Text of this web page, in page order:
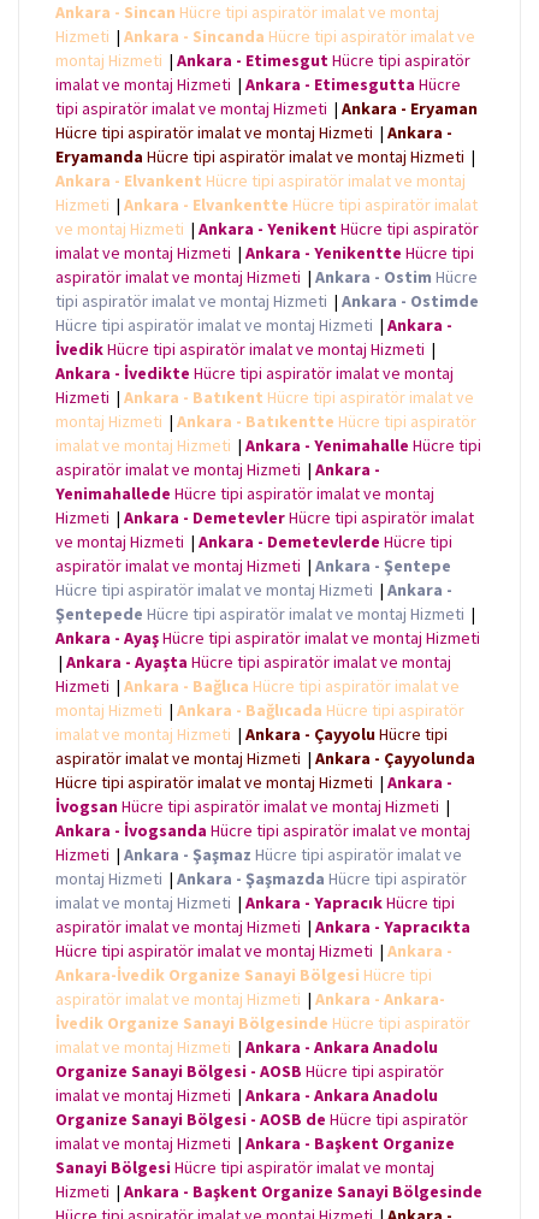
o
o
k
e
r
A
p
p
n
g
e
r
Ankara - Sincan Hücre tipi aspiratör imalat ve montaj
Hizmeti | Ankara - Sincanda Hücre tipi aspiratör imalat ve
montaj Hizmeti | Ankara - EtimesgutHücre tipi aspiratör
imalat ve montaj Hizmeti | Ankara - Etimesgutta Hücre
tipi aspiratör imalat ve montaj Hizmeti | Ankara - Eryaman
Hücre tipi aspiratör imalat ve montaj Hizmeti | Ankara -
Eryamanda Hücre tipi aspiratör imalat ve montaj Hizmeti |
Ankara - Elvankent Hücre tipi aspiratör imalat ve montaj
Hizmeti | Ankara - Elvankentte Hücre tipi aspiratör imalat
ve montaj Hizmeti | Ankara - YenikentHücre tipi aspiratör
imalat ve montaj Hizmeti | Ankara - Yenikentte Hücre tipi
aspiratör imalat ve montaj Hizmeti | Ankara - Ostim Hücre
tipi aspiratör imalat ve montaj Hizmeti | Ankara - Ostimde
Hücre tipi aspiratör imalat ve montaj Hizmeti | Ankara -
İvedikHücre tipi aspiratör imalat ve montaj Hizmeti |
Ankara - İvedikte Hücre tipi aspiratör imalat ve montaj
Hizmeti | Ankara - Batıkent Hücre tipi aspiratör imalat ve
montaj Hizmeti | Ankara - Batıkentte Hücre tipi aspiratör
imalat ve montaj Hizmeti | Ankara - Yenimahalle Hücre tipi
aspiratör imalat ve montaj Hizmeti | Ankara -
Yenimahallede Hücre tipi aspiratör imalat ve montaj
Hizmeti | Ankara - DemetevlerHücre tipi aspiratör imalat
ve montaj Hizmeti | Ankara - Demetevlerde Hücre tipi
aspiratör imalat ve montaj Hizmeti | Ankara - Şentepe
Hücre tipi aspiratör imalat ve montaj Hizmeti | Ankara -
Şentepede Hücre tipi aspiratör imalat ve montaj Hizmeti |
Ankara - AyaşHücre tipi aspiratör imalat ve montaj Hizmeti
| Ankara - Ayaşta Hücre tipi aspiratör imalat ve montaj
Hizmeti | Ankara - Bağlıca Hücre tipi aspiratör imalat ve
montaj Hizmeti | Ankara - Bağlıcada Hücre tipi aspiratör
imalat ve montaj Hizmeti | Ankara - ÇayyoluHücre tipi
aspiratör imalat ve montaj Hizmeti | Ankara - Çayyolunda
Hücre tipi aspiratör imalat ve montaj Hizmeti | Ankara -
İvogsanHücre tipi aspiratör imalat ve montaj Hizmeti |
Ankara - İvogsanda Hücre tipi aspiratör imalat ve montaj
Hizmeti | Ankara - Şaşmaz Hücre tipi aspiratör imalat ve
montaj Hizmeti | Ankara - Şaşmazda Hücre tipi aspiratör
imalat ve montaj Hizmeti | Ankara - YapracıkHücre tipi
aspiratör imalat ve montaj Hizmeti | Ankara - Yapracıkta
Hücre tipi aspiratör imalat ve montaj Hizmeti | Ankara -
Ankara-İvedik Organize Sanayi Bölgesi Hücre tipi
aspiratör imalat ve montaj Hizmeti | Ankara - Ankara-
İvedik Organize Sanayi Bölgesinde Hücre tipi aspiratör
imalat ve montaj Hizmeti | Ankara - Ankara Anadolu
Organize Sanayi Bölgesi - AOSB Hücre tipi aspiratör
imalat ve montaj Hizmeti | Ankara - Ankara Anadolu
Organize Sanayi Bölgesi - AOSB de Hücre tipi aspiratör
imalat ve montaj Hizmeti | Ankara - Başkent Organize
Sanayi BölgesiHücre tipi aspiratör imalat ve montaj
Hizmeti | Ankara - Başkent Organize Sanayi Bölgesinde